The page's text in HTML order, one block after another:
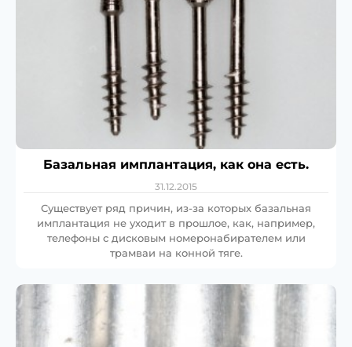
Базальная имплантация, как она есть.
31.12.2015
Существует ряд причин, из-за которых базальная
имплантация не уходит в прошлое, как, например,
телефоны с дисковым номеронабирателем или
трамваи на конной тяге.